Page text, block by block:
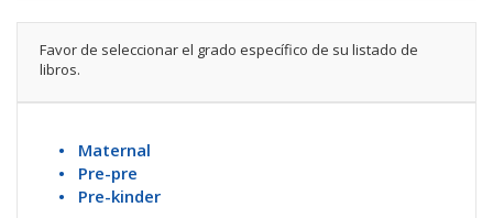
Favor de seleccionar el grado específico de su listado de
libros.
• Maternal
• Pre-pre
• Pre-kinder